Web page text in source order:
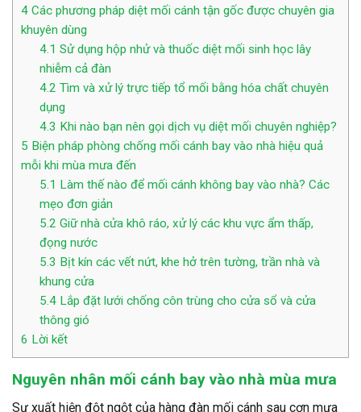
4 Các phương pháp diệt mối cánh tận gốc được chuyên gia
khuyên dùng
4.1 Sử dụng hộp nhử và thuốc diệt mối sinh học lây
nhiễm cả đàn
4.2 Tìm và xử lý trực tiếp tổ mối bằng hóa chất chuyên
dụng
4.3 Khi nào bạn nên gọi dịch vụ diệt mối chuyên nghiệp?
5 Biện pháp phòng chống mối cánh bay vào nhà hiệu quả
mỗi khi mùa mưa đến
5.1 Làm thế nào để mối cánh không bay vào nhà? Các
mẹo đơn giản
5.2 Giữ nhà cửa khô ráo, xử lý các khu vực ẩm thấp,
đọng nước
5.3 Bịt kín các vết nứt, khe hở trên tường, trần nhà và
khung cửa
5.4Lắp đặt lưới chống côn trùng cho cửa sổ và cửa
thông gió
6 Lời kết
Nguyên nhân mối cánh bay vào nhà mùa mưa
Sự xuất hiện đột ngột của hàng đàn mối cánh sau cơn mưa